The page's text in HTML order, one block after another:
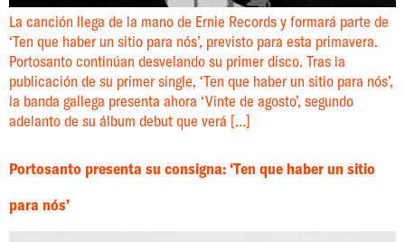
La canción llega de la mano de Ernie Records y formará parte de
‘Ten que haber un sitio para nós’, previsto para esta primavera.
Portosanto continúan desvelando su primer disco. Tras la
publicación de su primer single, ‘Ten que haber un sitio para nós’,
la banda gallega presenta ahora ‘Vinte de agosto’, segundo
adelanto de su álbum debut que verá […]
Portosanto presenta su consigna: ‘Ten que haber un sitio
para nós’